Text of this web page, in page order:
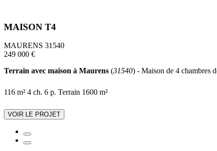
MAISON T4
MAURENS 31540
249 000 €
Terrain avec maison à Maurens (31540) - Maison de 4 chambres
116 m² 4 ch. 6 p. Terrain 1600 m²
VOIR LE PROJET